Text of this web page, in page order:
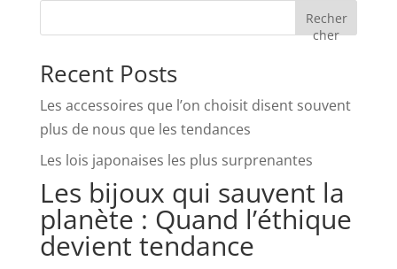
Recher
cher
Recent Posts
Les accessoires que l’on choisit disent souvent
plus de nous que les tendances
Les lois japonaises les plus surprenantes
Les bijoux qui sauvent la
planète : Quand l’éthique
devient tendance